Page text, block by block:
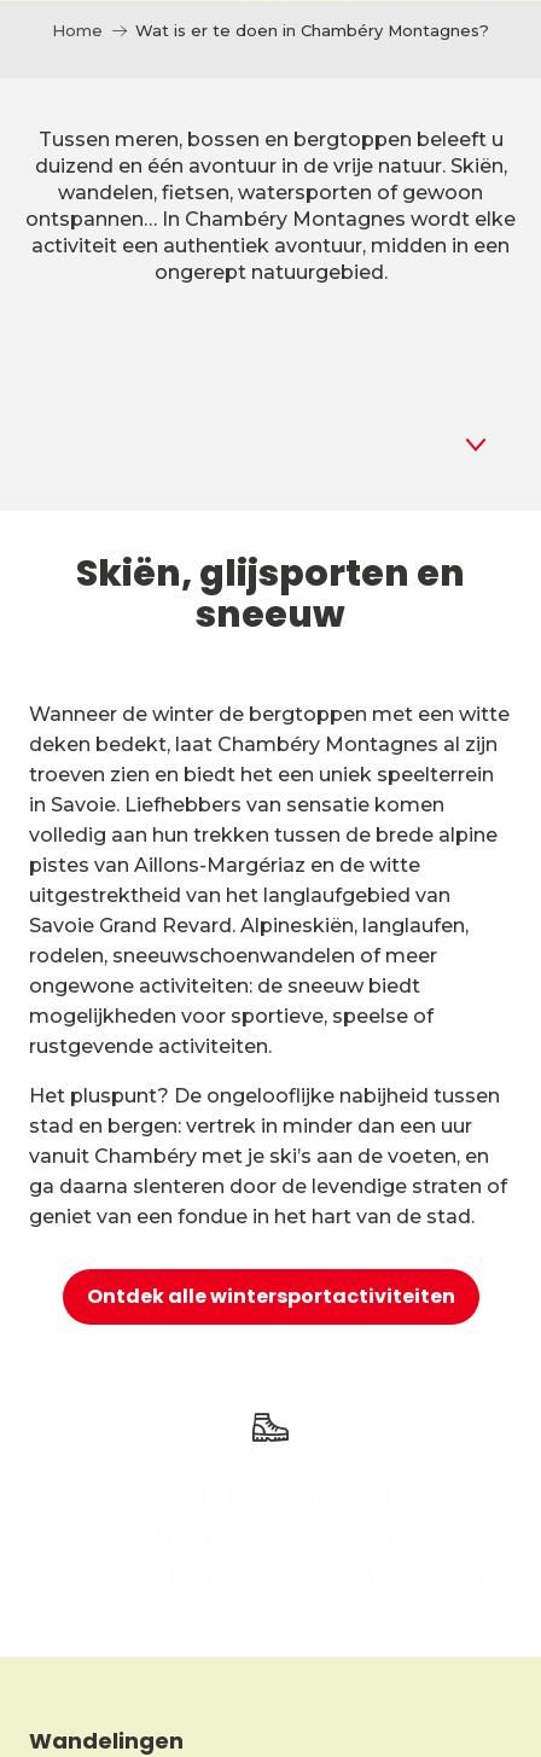
Home Wat is er te doen in Chambéry Montagnes?
Tussen meren, bossen en bergtoppen beleeft u
duizend en één avontuur in de vrije natuur. Skiën,
wandelen, fietsen, watersporten of gewoon
ontspannen… In Chambéry Montagnes wordt elke
activiteit een authentiek avontuur, midden in een
ongerept natuurgebied.
1 Skiën, glijsporten en sneeuw
Wandelpaden en wandelingen
4 Wielrennen
5 Mountainbiken in de Bauges
6
Andere activiteiten in de vrije
natuur
7
Bezienswaardigheden, cultuur
en erfgoed
8 Wijngaarden
9 Indooractiviteiten
10 Ontspanning en welzijn
Skiën, glijsporten en
sneeuw
Wanneer de winter de bergtoppen met een witte
deken bedekt, laat Chambéry Montagnes al zijn
troeven zien en biedt het een uniek speelterrein
in Savoie. Liefhebbers van sensatie komen
volledig aan hun trekken tussen de brede alpine
pistes van Aillons-Margériaz en de witte
uitgestrektheid van het langlaufgebied van
Savoie Grand Revard. Alpineskiën, langlaufen,
rodelen, sneeuwschoenwandelen of meer
ongewone activiteiten: de sneeuw biedt
mogelijkheden voor sportieve, speelse of
rustgevende activiteiten.
Het pluspunt? De ongelooflijke nabijheid tussen
stad en bergen: vertrek in minder dan een uur
vanuit Chambéry met je ski’s aan de voeten, en
ga daarna slenteren door de levendige straten of
geniet van een fondue in het hart van de stad.
Ontdek alle wintersportactiviteiten
Wandelingen